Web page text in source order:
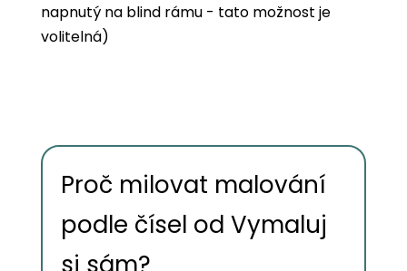
napnutý na blind rámu - tato možnost je
volitelná)
Proč milovat malování
podle čísel od Vymaluj